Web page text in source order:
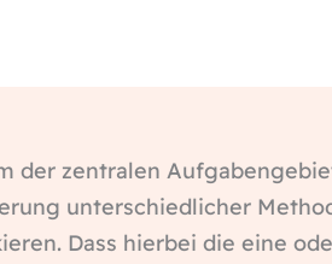
der zentralen
unterschiedlicher
Dass hierbei die eine